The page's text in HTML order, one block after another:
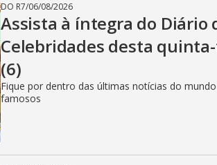
DO R7/06/08/2026
Assista à íntegra do Diário
Celebridades desta
(6)
Fique por dentro das últimas notícias do
famosos